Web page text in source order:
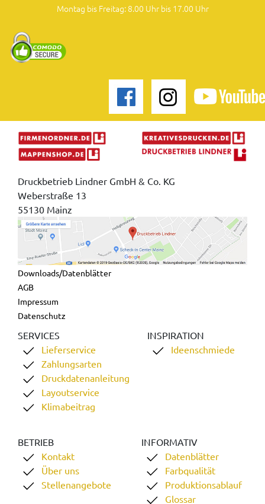
Montag bis Freitag: 8.00 Uhr bis 17.00 Uhr
Druckbetrieb Lindner GmbH & Co. KG
Weberstraße 13
55130 Mainz
Downloads/Datenblätter
AGB
Impressum
Datenschutz
SERVICES
Lieferservice
Zahlungsarten
Druckdatenanleitung
Layoutservice
Klimabeitrag
INSPIRATION
Ideenschmiede
BETRIEB
Kontakt
Über uns
Stellenangebote
INFORMATIV
Datenblätter
Farbqualität
Produktionsablauf
Glossar